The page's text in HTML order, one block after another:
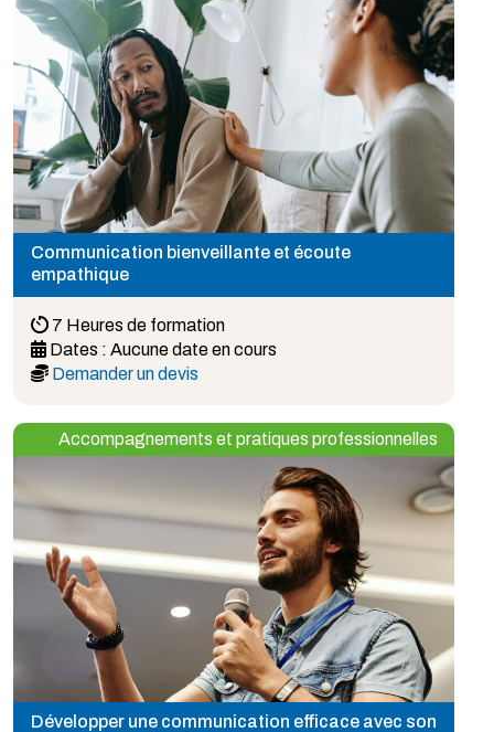
Communication bienveillante et écoute
empathique
7 Heures de formation
Dates : Aucune date en cours
Demander un devis
Accompagnements et pratiques professionnelles
Développer une communication efficace avec son